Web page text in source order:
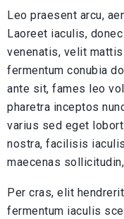
Leo praesent arcu,
Laoreet iaculis,
venenatis, velit
fermentum conubia
ante sit, fames leo
pharetra inceptos
varius sed eget
nostra, facilisis
maecenas
Per cras, elit
fermentum iaculis